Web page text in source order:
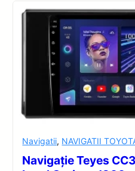
Navigatii, NAVIGATII
Navigație Teyes